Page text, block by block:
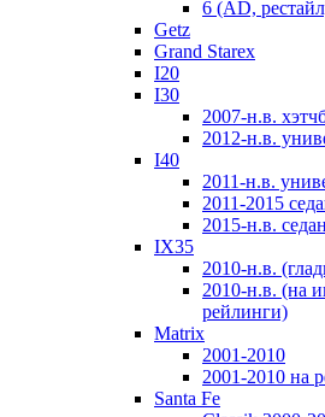
6 (AD,
Getz
Grand Starex
I20
I30
2007-н.в.
2012-н.в.
I40
2011-н.в.
2011-2015
2015-н.в. седан
IX35
2010-н.в.
2010-н.в. (на
рейлинги)
Matrix
2001-2010
2001-2010 на
Santa Fe